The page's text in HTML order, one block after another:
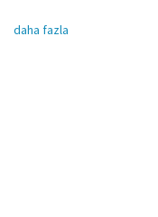
daha fazla